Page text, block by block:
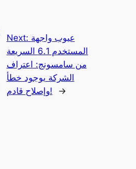
Next: عيوب واجهة
المستخدم 6.1 السريعة
من سامسونج: اعتراف
الشركة بوجود خطأ
وإصلاح قادم!
→